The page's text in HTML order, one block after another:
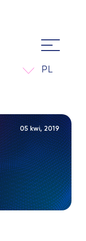
PL
05 kwi, 2019